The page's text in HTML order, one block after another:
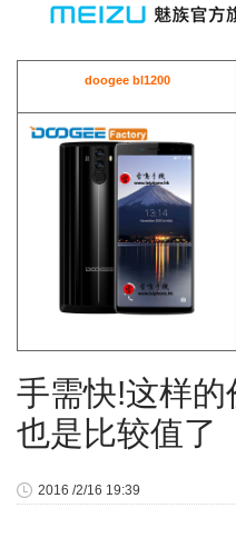
doogee bl1200
手需快!这样
也是比较值了
2016 /2/16 19:39